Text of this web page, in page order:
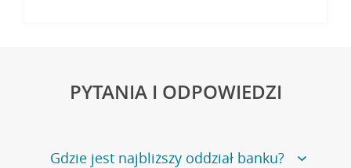
PYTANIA I ODPOWIEDZI
Gdzie jest najbliższy oddział banku?